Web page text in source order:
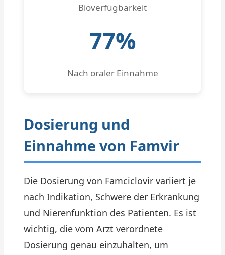
Bioverfügbarkeit
77%
Nach oraler Einnahme
Dosierung und
Einnahme von Famvir
Die Dosierung von Famciclovir variiert je
nach Indikation, Schwere der Erkrankung
und Nierenfunktion des Patienten. Es ist
wichtig, die vom Arzt verordnete
Dosierung genau einzuhalten, um